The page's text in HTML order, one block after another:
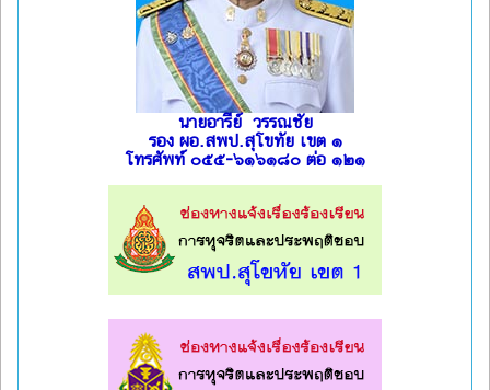
นายอารีย์ วรรณชัย
รอง ผอ.สพป.สุโขทัย เขต ๑
โทรศัพท์ ๐๕๕-๖๑๖๑๘๐ ต่อ ๑๒๑